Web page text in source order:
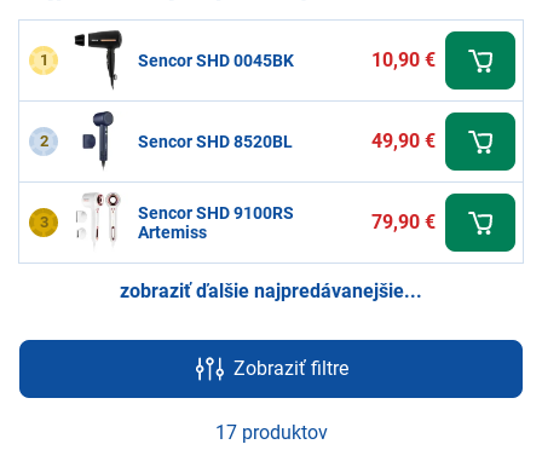
hľadajú rýchle sušenie, presnejšie nastavenia a
modernejšiu výbavu.
1 Sencor SHD 0045BK 10,90 €
2 Sencor SHD 8520BL 49,90 €
3
Sencor SHD 9100RS
Artemiss
79,90 €
zobraziť ďalšie najpredávanejšie...
Zobraziť filtre
17 produktov